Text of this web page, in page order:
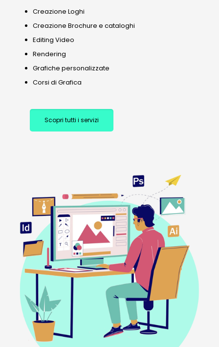
Creazione Loghi
Creazione Brochure e cataloghi
Editing Video
Rendering
Grafiche personalizzate
Corsi di Grafica
Scopri tutti i servizi